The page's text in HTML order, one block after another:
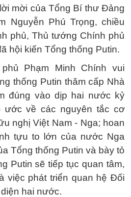
mời của Tổng Bí thư Đảng
Nguyễn Phú Trọng, chiều
phủ, Thủ tướng Chính phủ
hội kiến Tổng thống Putin.
Phạm Minh Chính vui
thống Putin thăm cấp Nhà
đúng vào dịp hai nước kỷ
ước về các nguyên tắc cơ
nghị Việt Nam - Nga; hoan
tựu to lớn của nước Nga
Tổng thống Putin và bày tỏ
Putin sẽ tiếp tục quan tâm,
việc phát triển quan hệ Đối
hai nước.